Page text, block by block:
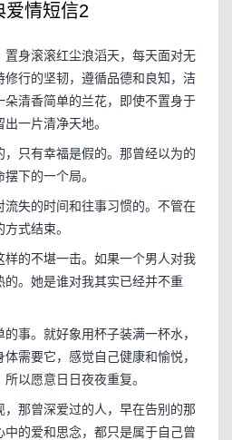
爱情短信2
身滚滚红尘浪滔天，每天面对无
行的坚韧，遵循品德和良知，洁
朵清香简单的兰花，即使不置身于
一片清净天地。
只有幸福是假的。那曾经以为的
下的一个局。
失的时间和往事习惯的。不管在
式结束。
的不堪一击。如果一个男人对我
。她是谁对我其实已经并不重
。就好象用杯子装满一杯水，
需要它，感觉自己健康和愉悦，
以愿意日日夜夜重复。
那曾深爱过的人，早在告别的那
的爱和思念，都只是属于自己曾